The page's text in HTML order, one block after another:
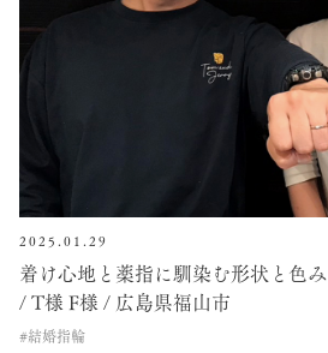
2025.01.29
着け心地と薬指に馴染む形状と色み / 宮 -miya- ・ 豊 -hou-
/ T様 F様 / 広島県福山市
#結婚指輪